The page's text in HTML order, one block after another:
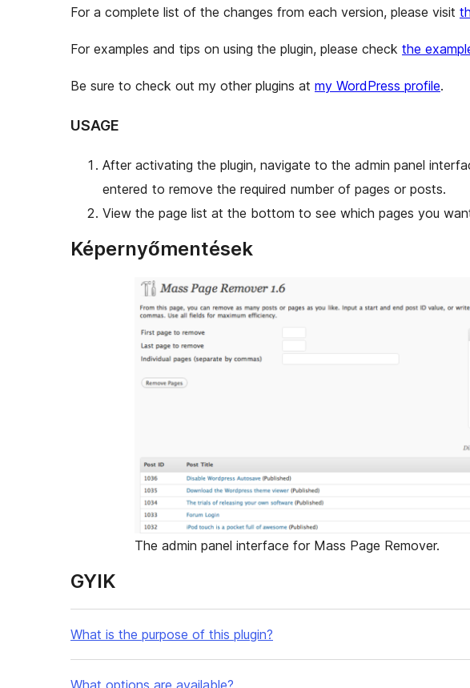
For a complete list of the changes from each version, please visit
For examples and tips on using the plugin, please check the
Be sure to check out my other plugins at my WordPress profile.
USAGE
After activating the plugin, navigate to the admin panel
entered to remove the required number of pages or posts.
View the page list at the bottom to see which pages you
Képernyőmentések
The admin panel interface for Mass Page Remover.
GYIK
What is the purpose of this plugin?